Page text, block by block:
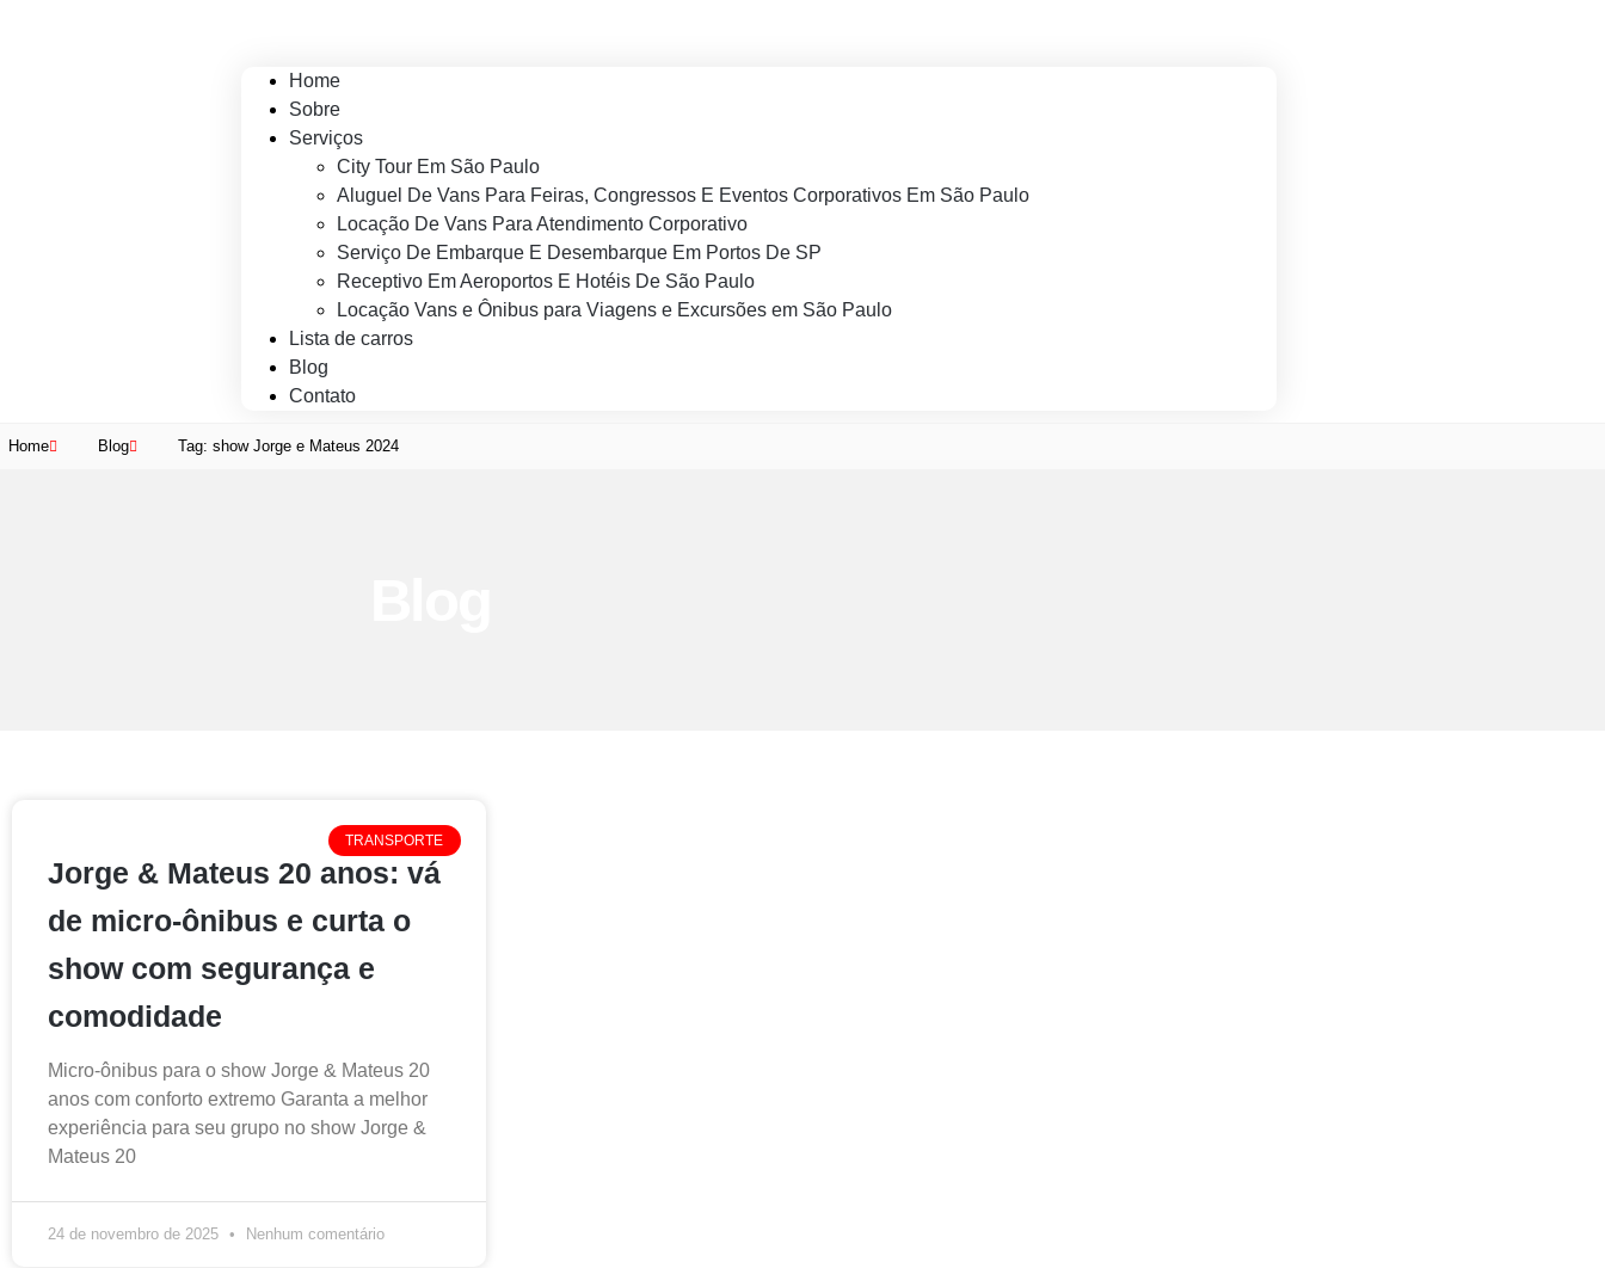
Home
Sobre
Serviços
City Tour Em São Paulo
Aluguel De Vans Para Feiras, Congressos E Eventos Corporativos Em São Paulo
Locação De Vans Para Atendimento Corporativo
Serviço De Embarque E Desembarque Em Portos De SP
Receptivo Em Aeroportos E Hotéis De São Paulo
Locação Vans e Ônibus para Viagens e Excursões em São Paulo
Lista de carros
Blog
Contato
Home Blog Tag: show Jorge e Mateus 2024
TRANSPORTE
Jorge & Mateus 20 anos: vá
de micro-ônibus e curta o
show com segurança e
comodidade
Micro-ônibus para o show Jorge & Mateus 20
anos com conforto extremo Garanta a melhor
experiência para seu grupo no show Jorge &
Mateus 20
24 de novembro de 2025 Nenhum comentário